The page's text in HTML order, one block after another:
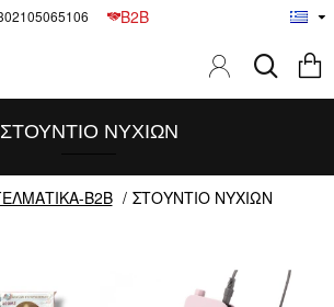
B2B
B2B ΣΤΟΥΝΤΙΟ ΝΥΧΙΩΝ
ΣΤΟΥΝΤΙΟ ΝΥΧΙΩΝ